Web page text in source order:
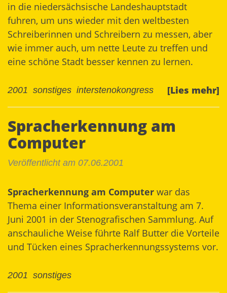
in die niedersächsische Landeshauptstadt
fuhren, um uns wieder mit den weltbesten
Schreiberinnen und Schreibern zu messen, aber
wie immer auch, um nette Leute zu treffen und
eine schöne Stadt besser kennen zu lernen.
[Lies mehr]
2001 sonstiges interstenokongress
Spracherkennung am
Computer
Veröffentlicht am 07.06.2001
Spracherkennung am Computer war das
Thema einer Informationsveranstaltung am 7.
Juni 2001 in der Stenografischen Sammlung. Auf
anschauliche Weise führte Ralf Butter die Vorteile
und Tücken eines Spracherkennungssystems vor.
2001 sonstiges